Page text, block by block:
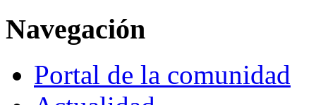
Navegación
Portal de la comunidad